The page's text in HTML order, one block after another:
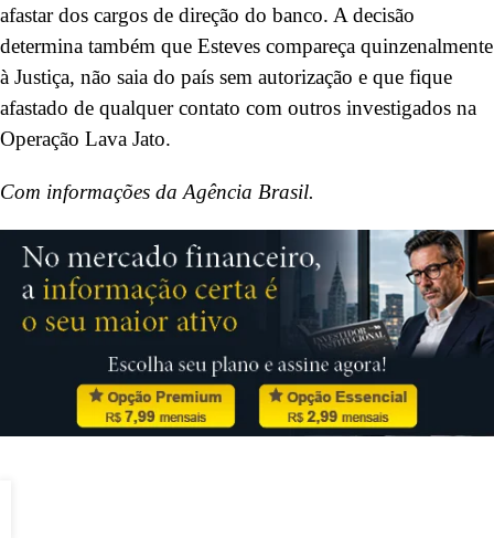
afastar dos cargos de direção do banco. A decisão
determina também que Esteves compareça quinzenalmente
à Justiça, não saia do país sem autorização e que fique
afastado de qualquer contato com outros investigados na
Operação Lava Jato.
Com informações da Agência Brasil.